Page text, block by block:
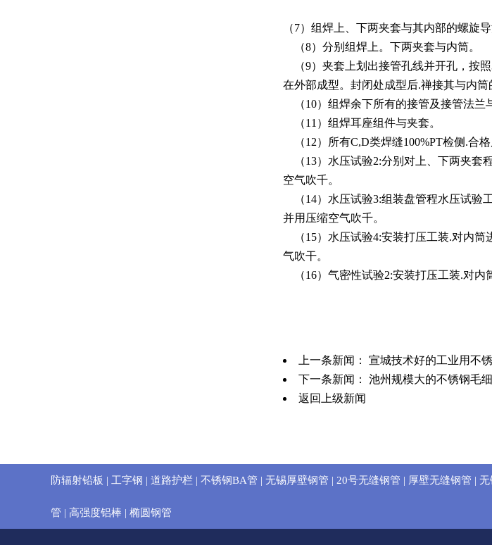
（7）组焊上、下两夹套与其内部的螺旋
（8）分别组焊上。下两夹套与内筒。
（9）夹套上划出接管孔线并开孔，按
在外部成型。封闭处成型后.禅接其与内
（10）组焊余下所有的接管及接管法兰
（11）组焊耳座组件与夹套。
（12）所有C,D类焊缝100%PT检侧.合
（13）水压试验2:分别对上、下两夹套
空气吹千。
（14）水压试验3:组装盘管程水压试验
并用压缩空气吹千。
（15）水压试验4:安装打压工装.对内筒
气吹干。
（16）气密性试验2:安装打压工装.对内
上一条新闻： 宣城技术好的工业用不
下一条新闻： 池州规模大的不锈钢毛
返回上级新闻
防辐射铅板 | 工字钢 | 道路护栏 | 不锈钢BA管 | 无锡厚壁钢管 | 20号无缝钢管 | 厚壁无缝钢管 | 无
管 | 高强度铝棒 | 椭圆钢管